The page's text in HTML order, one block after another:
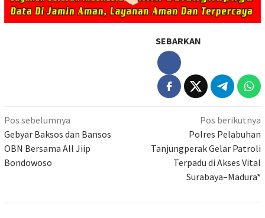
SEBARKAN
Navigasi
pos
Pos sebelumnya
Gebyar Baksos dan Bansos
OBN Bersama All Jiip
Bondowoso
Pos berikutnya
Polres Pelabuhan
Tanjungperak Gelar Patroli
Terpadu di Akses Vital
Surabaya–Madura*